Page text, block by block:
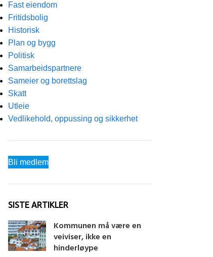
Fast eiendom
Fritidsbolig
Historisk
Plan og bygg
Politisk
Samarbeidspartnere
Sameier og borettslag
Skatt
Utleie
Vedlikehold, oppussing og sikkerhet
Bli medlem
SISTE ARTIKLER
Kommunen må være en
veiviser, ikke en
hinderløype